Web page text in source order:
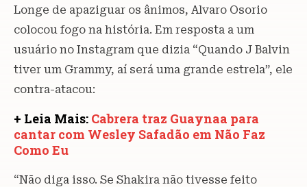
Longe de apaziguar os ânimos, Alvaro Osorio
colocou fogo na história. Em resposta a um
usuário no Instagram que dizia “Quando J Balvin
tiver um Grammy, aí será uma grande estrela”, ele
contra-atacou:
+ Leia Mais: Cabrera traz Guaynaa para
cantar com Wesley Safadão em Não Faz
Como Eu
“Não diga isso. Se Shakira não tivesse feito